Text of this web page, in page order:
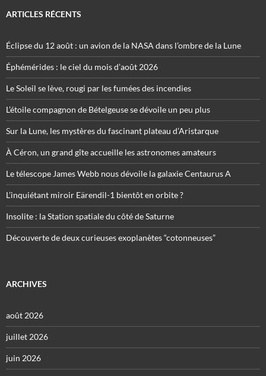
ARTICLES RÉCENTS
Éclipse du 12 août : un avion de la NASA dans l’ombre de la Lune
Éphémérides : le ciel du mois d’août 2026
Le Soleil se lève, rougi par les fumées des incendies
L’étoile compagnon de Bételgeuse se dévoile un peu plus
Sur la Lune, les mystères du fascinant plateau d’Aristarque
À Céron, un grand gîte accueille les astronomes amateurs
Le télescope James Webb nous dévoile la galaxie Centaurus A
L’inquiétant miroir Eärendil-1 bientôt en orbite ?
Insolite : la Station spatiale du côté de Saturne
Découverte de deux curieuses exoplanètes “cotonneuses”
ARCHIVES
août 2026
juillet 2026
juin 2026